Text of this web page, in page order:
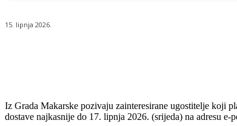
15. lipnja 2026.
Iz Grada Makarske pozivaju zainteresirane ugostitelje koji
dostave najkasnije do 17. lipnja 2026. (srijeda) na adresu e-